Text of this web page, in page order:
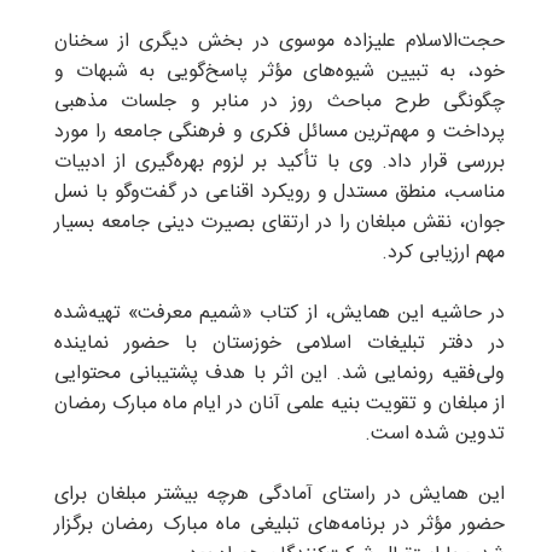
حجت‌الاسلام علیزاده موسوی در بخش دیگری از سخنان
خود، به تبیین شیوه‌های مؤثر پاسخ‌گویی به شبهات و
چگونگی طرح مباحث روز در منابر و جلسات مذهبی
پرداخت و مهم‌ترین مسائل فکری و فرهنگی جامعه را مورد
بررسی قرار داد. وی با تأکید بر لزوم بهره‌گیری از ادبیات
مناسب، منطق مستدل و رویکرد اقناعی در گفت‌وگو با نسل
جوان، نقش مبلغان را در ارتقای بصیرت دینی جامعه بسیار
مهم ارزیابی کرد.
در حاشیه این همایش، از کتاب «شمیم معرفت» تهیه‌شده
در دفتر تبلیغات اسلامی خوزستان با حضور نماینده
ولی‌فقیه رونمایی شد. این اثر با هدف پشتیبانی محتوایی
از مبلغان و تقویت بنیه علمی آنان در ایام ماه مبارک رمضان
تدوین شده است.
این همایش در راستای آمادگی هرچه بیشتر مبلغان برای
حضور مؤثر در برنامه‌های تبلیغی ماه مبارک رمضان برگزار